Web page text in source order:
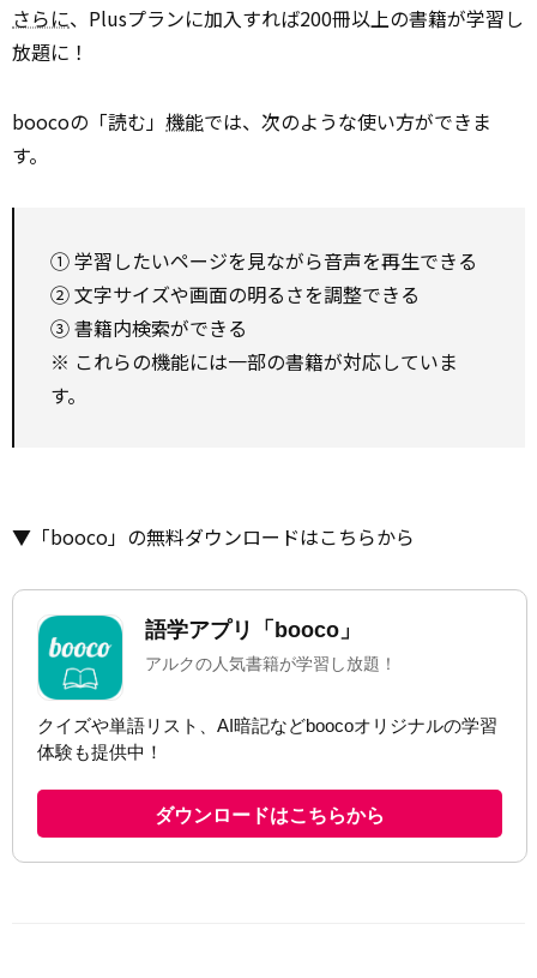
さらに、Plusプランに加入すれば200冊以上の書籍が学習し
放題に！
boocoの「読む」 機能では、次のような使い方ができま
す。
① 学習したいページを見ながら音声を再生できる
② 文字サイズや画面の明るさを調整できる
③ 書籍内検索ができる
※ これらの機能には一部の書籍が対応していま
す。
▼「booco」の無料ダウンロードはこちらから